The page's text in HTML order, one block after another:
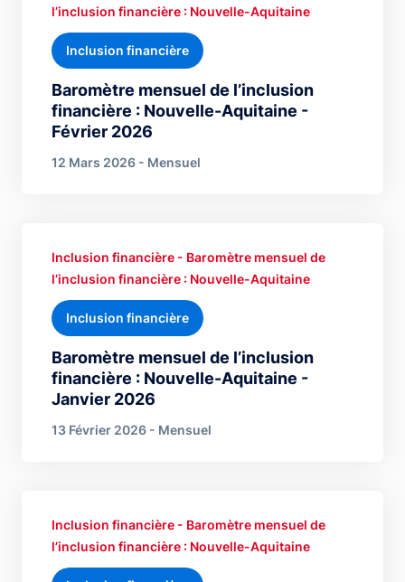
Baromètre mensuel de l’inclusion
financière : Nouvelle-Aquitaine -
Février 2026
l’inclusion financière : Nouvelle-Aquitaine
Inclusion financière
12 Mars 2026 - Mensuel
Baromètre mensuel de l’inclusion
financière : Nouvelle-Aquitaine -
Janvier 2026
Inclusion financière - Baromètre mensuel de
l’inclusion financière : Nouvelle-Aquitaine
Inclusion financière
13 Février 2026 - Mensuel
Inclusion financière - Baromètre mensuel de
l’inclusion financière : Nouvelle-Aquitaine